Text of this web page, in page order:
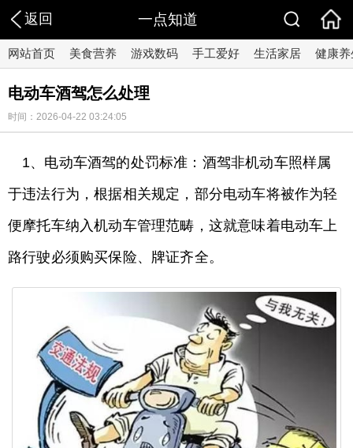
返回 一点知道
网站首页 美食营养 游戏数码 手工爱好 生活家居 健康养
电动车酒驾怎么处理
时间：2026-04-22 03:24:05
1、电动车酒驾的处罚标准：酒驾非机动车照样属
于违法行为，根据相关规定，部分电动车将被作为轻
便摩托车纳入机动车管理范畴，这就意味着电动车上
路行驶必须购买保险、牌证齐全。